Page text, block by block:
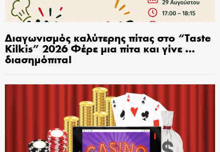
Διαγωνισμός καλύτερης πίτας στο “Taste
Kilkis” 2026 Φέρε μια πίτα και γίνε …
διασημόπιτα!